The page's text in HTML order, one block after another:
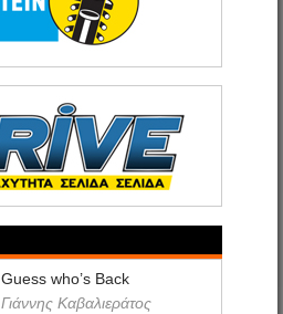
Guess who’s Back
Γιάννης Καβαλιεράτος